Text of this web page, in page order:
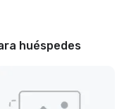
huéspedes